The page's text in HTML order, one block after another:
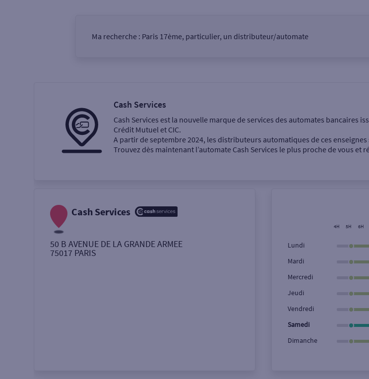
Ma recherche : Paris 17ème, particulier, un distributeur/automate
Ma recherche
Retrait de billets €
Rue
Cash Services
Cash Services est la nouvelle marque de services des automates bancaires
Crédit Mutuel et CIC.
A partir de septembre 2024, les distributeurs automatiques de ces
Trouvez dès maintenant l’automate Cash Services le plus proche de vous
Cash Services
50 B AVENUE DE LA GRANDE ARMEE
75017 PARIS
4H 5H 6H
Lundi
Mardi
Mercredi
Jeudi
Vendredi
Samedi
Dimanche